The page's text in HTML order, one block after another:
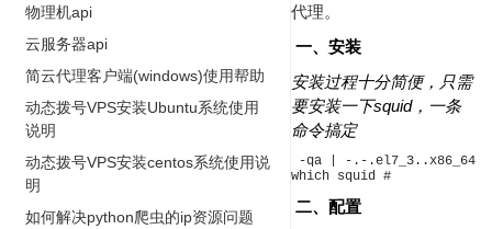
物理机api
云服务器api
简云代理客户端(windows)使用帮助
动态拨号VPS安装Ubuntu系统使用
说明
动态拨号VPS安装centos系统使用说
明
如何解决python爬虫的ip资源问题
代理。
一、安装
安装过程十分简便，只需
要安装一下squid，一条
命令搞定
-qa | -.-.el7_3..x86_64
which squid #
二、配置